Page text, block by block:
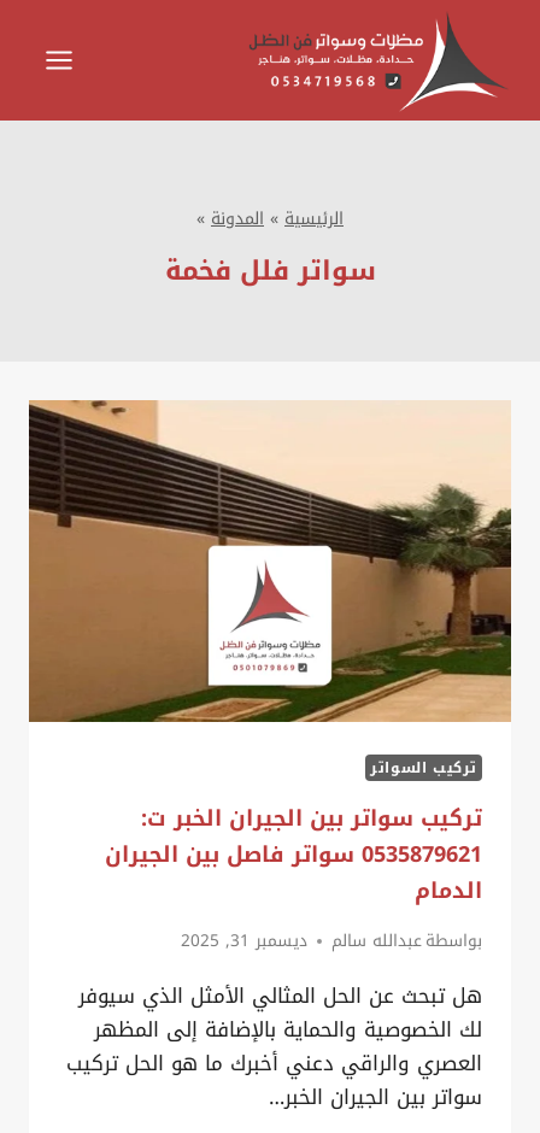
المحتوى
الرئيسية»المدونة»
سواتر فلل فخمة
تركيب السواتر
تركيب سواتر بين الجيران الخبر ت:
0535879621 سواتر فاصل بين الجيران
الدمام
بواسطةعبدالله سالم ديسمبر 31, 2025
هل تبحث عن الحل المثالي الأمثل الذي سيوفر
لك الخصوصية والحماية بالإضافة إلى المظهر
العصري والراقي دعني أخبرك ما هو الحل تركيب
سواتر بين الجيران الخبر…